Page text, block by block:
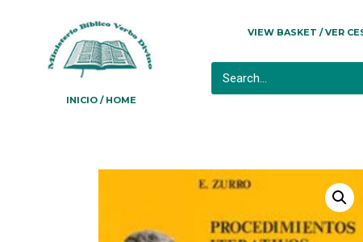
INICIO / HOME
VIEW BASKET / VER